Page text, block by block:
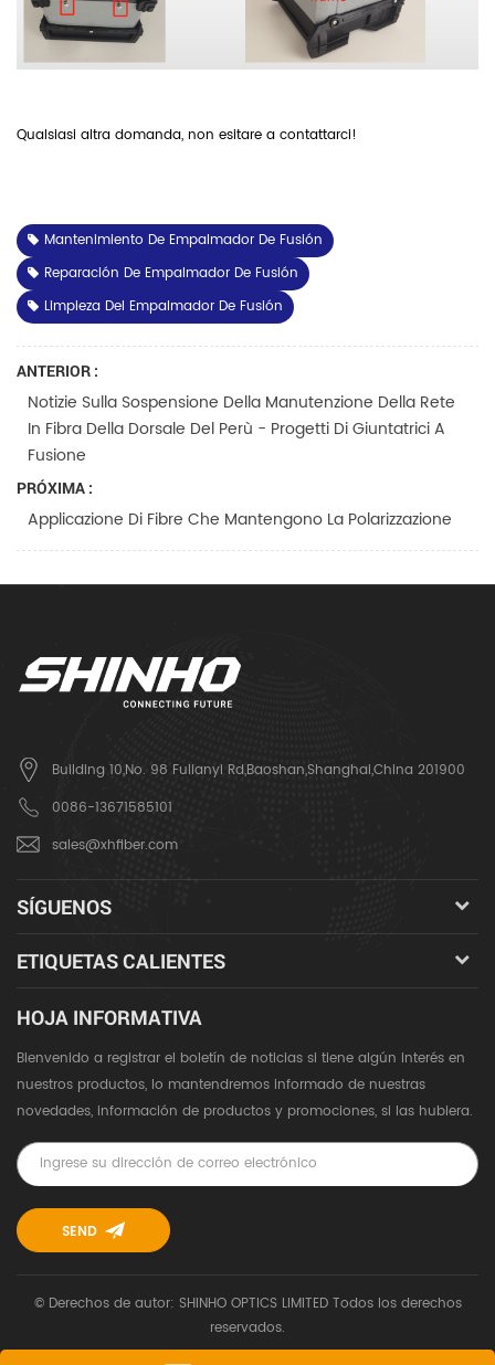
Qualsiasi altra domanda, non esitare a contattarci!
Mantenimiento De Empalmador De Fusión
Reparación De Empalmador De Fusión
Limpieza Del Empalmador De Fusión
ANTERIOR :
Notizie Sulla Sospensione Della Manutenzione Della Rete
In Fibra Della Dorsale Del Perù - Progetti Di Giuntatrici A
Fusione
PRÓXIMA :
Applicazione Di Fibre Che Mantengono La Polarizzazione
Building 10,No. 98 Fulianyi Rd,Baoshan,Shanghai,China 201900
0086-13671585101
sales@xhfiber.com
SÍGUENOS
ETIQUETAS CALIENTES
HOJA INFORMATIVA
Bienvenido a registrar el boletín de noticias si tiene algún interés en
nuestros productos, lo mantendremos informado de nuestras
novedades, información de productos y promociones, si las hubiera.
© Derechos de autor: SHINHO OPTICS LIMITED Todos los derechos
reservados.